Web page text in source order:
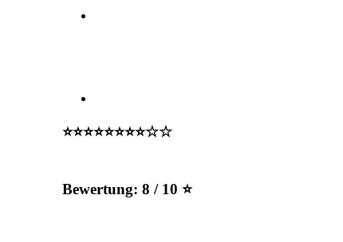
⭐️⭐️⭐️⭐️⭐️⭐️⭐️⭐️☆☆
Bewertung: 8 / 10 ⭐